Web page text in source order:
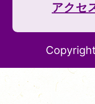
アクセ